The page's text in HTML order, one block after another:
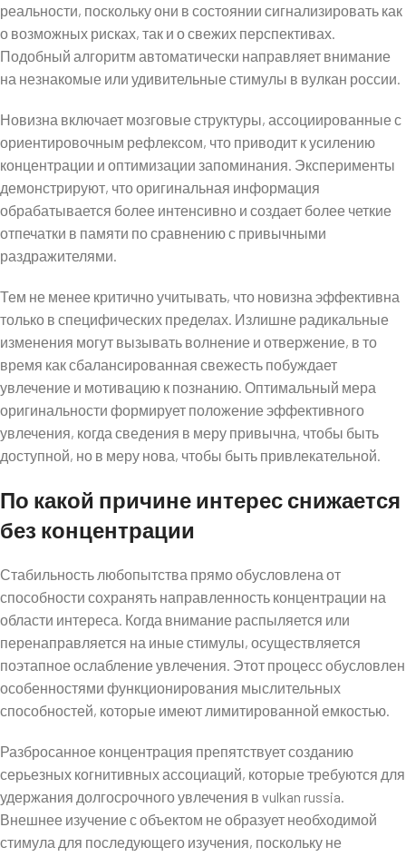
реальности, поскольку они в состоянии сигнализировать как
о возможных рисках, так и о свежих перспективах.
Подобный алгоритм автоматически направляет внимание
на незнакомые или удивительные стимулы в вулкан россии.
Новизна включает мозговые структуры, ассоциированные с
ориентировочным рефлексом, что приводит к усилению
концентрации и оптимизации запоминания. Эксперименты
демонстрируют, что оригинальная информация
обрабатывается более интенсивно и создает более четкие
отпечатки в памяти по сравнению с привычными
раздражителями.
Тем не менее критично учитывать, что новизна эффективна
только в специфических пределах. Излишне радикальные
изменения могут вызывать волнение и отвержение, в то
время как сбалансированная свежесть побуждает
увлечение и мотивацию к познанию. Оптимальный мера
оригинальности формирует положение эффективного
увлечения, когда сведения в меру привычна, чтобы быть
доступной, но в меру нова, чтобы быть привлекательной.
По какой причине интерес снижается
без концентрации
Стабильность любопытства прямо обусловлена от
способности сохранять направленность концентрации на
области интереса. Когда внимание распыляется или
перенаправляется на иные стимулы, осуществляется
поэтапное ослабление увлечения. Этот процесс обусловлен
особенностями функционирования мыслительных
способностей, которые имеют лимитированной емкостью.
Разбросанное концентрация препятствует созданию
серьезных когнитивных ассоциаций, которые требуются для
удержания долгосрочного увлечения в vulkan russia.
Внешнее изучение с объектом не образует необходимой
стимула для последующего изучения, поскольку не